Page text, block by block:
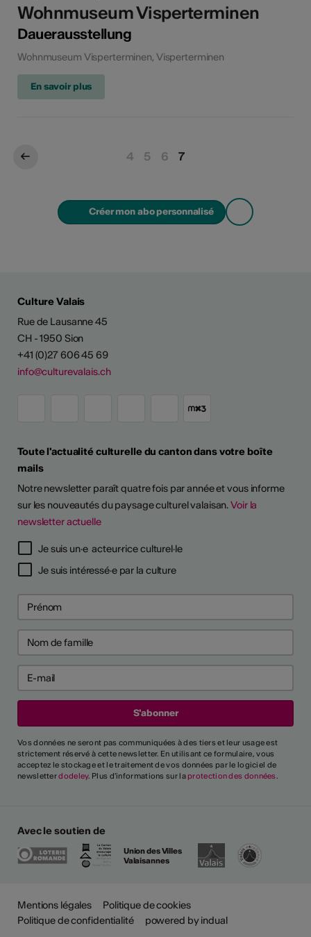
Wohnmuseum Visperterminen
Dauerausstellung
Wohnmuseum Visperterminen, Visperterminen
En savoir plus
4 5 6 7
Créer mon abo personnalisé
Culture Valais
Rue de Lausanne 45
CH - 1950 Sion
+41 (0)27 606 45 69
info@culturevalais.ch
Toute l'actualité culturelle du canton dans votre boîte
mails
Notre newsletter paraît quatre fois par année et vous informe
sur les nouveautés du paysage culturel valaisan.Voir la
newsletter actuelle
Je suis un·e acteur·rice culturel·le
Je suis intéressé·e par la culture
Vos données ne seront pas communiquées à des tiers et leur usage est
strictement réservé à cette newsletter. En utilisant ce formulaire, vous
acceptez le stockage et le traitement de vos données par le logiciel de
newsletterdodeley. Plus d'informations sur la protection des données.
Avec le soutien de
Union des Villes
Valaisannes
Mentions légales
Politique de cookies
Politique de confidentialité
powered by indual